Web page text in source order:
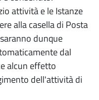
attività e le Istanze
alla casella di Posta
dunque
dal
alcun effetto
dell'attività di